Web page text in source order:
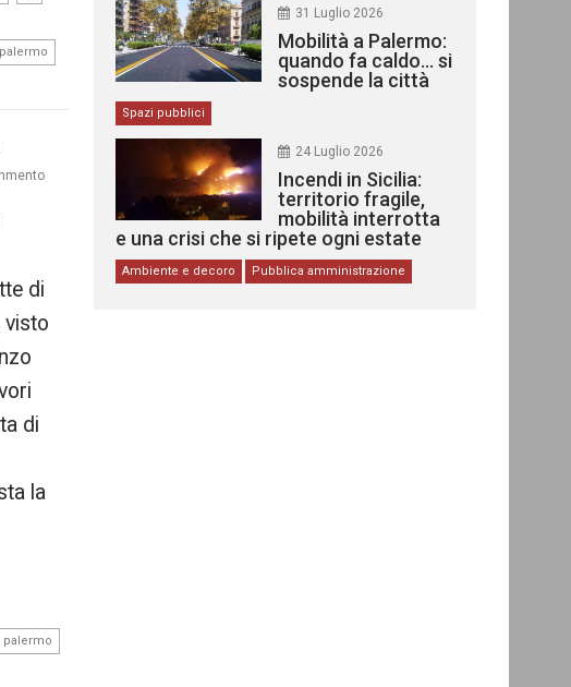
di
visto
di
la
palermo
31 Luglio 2026
Mobilità a Palermo:
quando fa caldo… si
sospende la città
Spazi pubblici
24 Luglio 2026
Incendi in Sicilia:
territorio fragile,
mobilità interrotta
e una crisi che si ripete ogni estate
Ambiente e decoro Pubblica amministrazione